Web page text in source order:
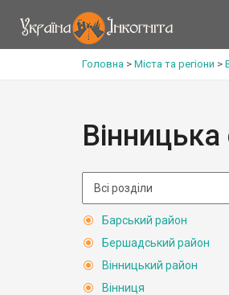
Головна > Міста та регіони >
Барський район
Бершадський район
Вінницький район
Вінниця